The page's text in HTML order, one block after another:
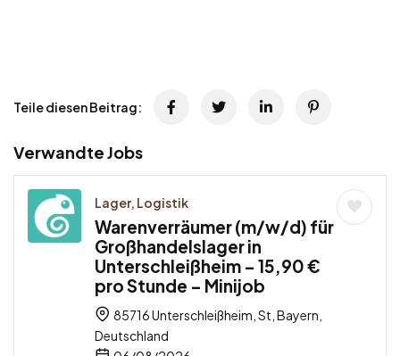
Teile diesen Beitrag:
Verwandte Jobs
Lager, Logistik
Warenverräumer (m/w/d) für
Großhandelslager in
Unterschleißheim – 15,90 €
pro Stunde – Minijob
85716 Unterschleißheim, St, Bayern,
Deutschland